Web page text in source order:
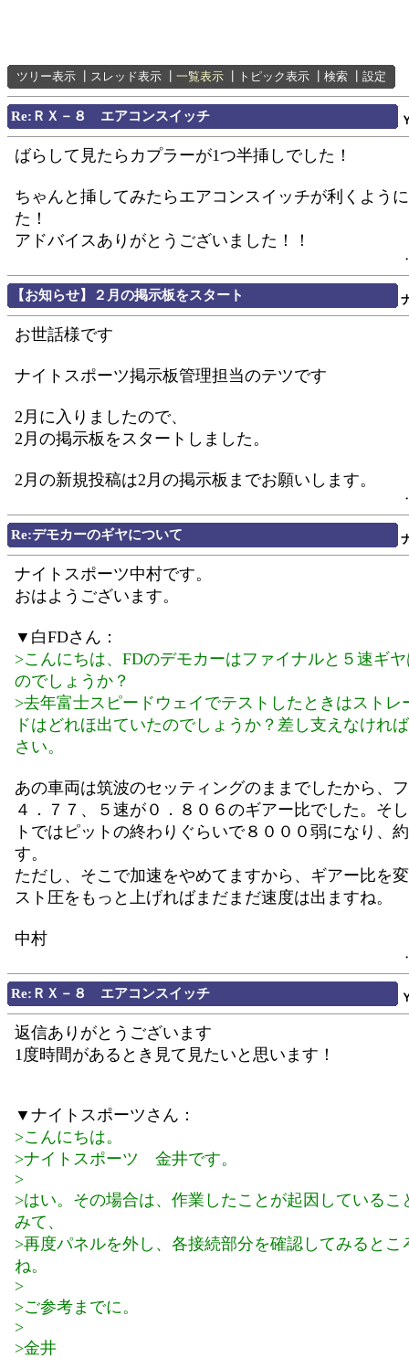
ツリー表示 スレッド表示 一覧表示 トピック表示 検索 設定
Re:ＲＸ－８ エアコンスイッチ
ばらして見たらカプラーが1つ半挿しでした！
ちゃんと挿してみたらエアコンスイッチが利くよう
た！
アドバイスありがとうございました！！
【お知らせ】２月の掲示板をスタート
お世話様です
ナイトスポーツ掲示板管理担当のテツです
2月に入りましたので、
2月の掲示板をスタートしました。
2月の新規投稿は2月の掲示板までお願いします。
Re:デモカーのギヤについて
ナイトスポーツ中村です。
おはようございます。
▼白FDさん：
>こんにちは、FDのデモカーはファイナルと５速ギ
のでしょうか？
>去年富士スピードウェイでテストしたときはストレ
ドはどれほ出ていたのでしょうか？差し支えなけれ
さい。
あの車両は筑波のセッティングのままでしたから、
４．７７、５速が０．８０６のギアー比でした。そ
トではピットの終わりぐらいで８０００弱になり、
す。
ただし、そこで加速をやめてますから、ギアー比を
スト圧をもっと上げればまだまだ速度は出ますね。
中村
Re:ＲＸ－８ エアコンスイッチ
返信ありがとうございます
1度時間があるとき見て見たいと思います！
▼ナイトスポーツさん：
>こんにちは。
>ナイトスポーツ 金井です。
>
>はい。その場合は、作業したことが起因しているこ
みて、
>再度パネルを外し、各接続部分を確認してみるとこ
ね。
>
>ご参考までに。
>
>金井